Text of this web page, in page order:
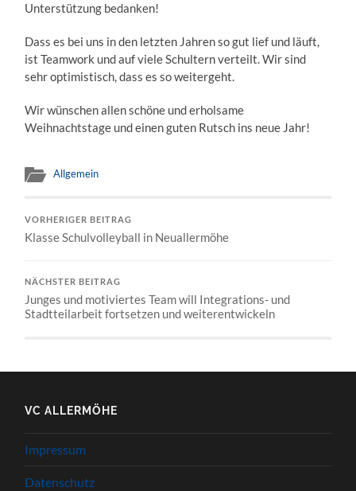
Unterstützung bedanken!
Dass es bei uns in den letzten Jahren so gut lief und läuft,
ist Teamwork und auf viele Schultern verteilt. Wir sind
sehr optimistisch, dass es so weitergeht.
Wir wünschen allen schöne und erholsame
Weihnachtstage und einen guten Rutsch ins neue Jahr!
Allgemein
VORHERIGER BEITRAG
Klasse Schulvolleyball in Neuallermöhe
NÄCHSTER BEITRAG
Junges und motiviertes Team will Integrations- und
Stadtteilarbeit fortsetzen und weiterentwickeln
VC ALLERMÖHE
Impressum
Datenschutz